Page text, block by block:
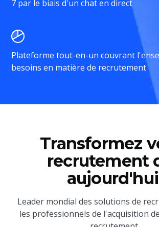
7 par le biais d'un chat en direct
Plateforme tout-en-un couvrant
besoins en matière de recrutement
Transformez
recrutement
Leader mondial des solutions de
les professionnels de l'acquisition